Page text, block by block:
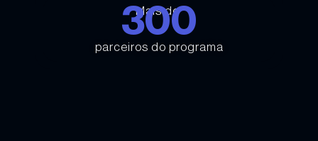
Mais de
parceiros do programa
300